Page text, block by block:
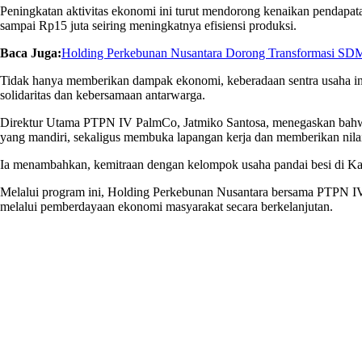
Peningkatan aktivitas ekonomi ini turut mendorong kenaikan
sampai Rp15 juta seiring meningkatnya efisiensi produksi.
Baca Juga:Holding Perkebunan Nusantara Dorong Transformasi
Tidak hanya memberikan dampak ekonomi, keberadaan sentra usaha
solidaritas dan kebersamaan antarwarga.
Direktur Utama PTPN IV PalmCo, Jatmiko Santosa, menegaskan
yang mandiri, sekaligus membuka lapangan kerja dan memberikan
Ia menambahkan, kemitraan dengan kelompok usaha pandai besi di
Melalui program ini, Holding Perkebunan Nusantara bersama PTPN
melalui pemberdayaan ekonomi masyarakat secara berkelanjutan.